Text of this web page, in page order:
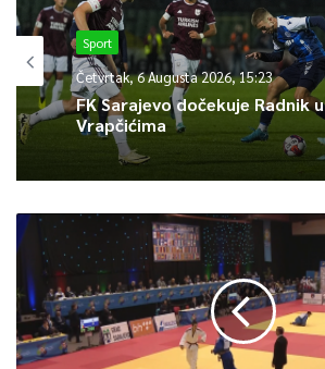
Sport
Četvrtak, 6 Augusta 2026, 15:23
FK Sarajevo dočekuje Radnik u
Vrapčićima